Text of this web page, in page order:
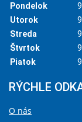
Pondelok
Utorok
Streda
Štvrtok
Piatok
RÝCHLE
O nás